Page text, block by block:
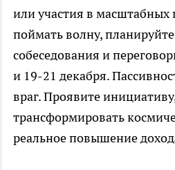
или участия в масштабных
поймать волну,
собеседования и
и 19-21 декабря.
враг. Проявите
трансформировать
реальное повышение